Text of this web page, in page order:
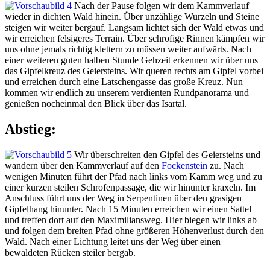
Nach der Pause folgen wir dem Kammverlauf
wieder in dichten Wald hinein. Über unzählige Wurzeln und Steine
steigen wir weiter bergauf. Langsam lichtet sich der Wald etwas und
wir erreichen felsigeres Terrain. Über schrofige Rinnen kämpfen wir
uns ohne jemals richtig klettern zu müssen weiter aufwärts. Nach
einer weiteren guten halben Stunde Gehzeit erkennen wir über uns
das Gipfelkreuz des Geiersteins. Wir queren rechts am Gipfel vorbei
und erreichen durch eine Latschengasse das große Kreuz. Nun
kommen wir endlich zu unserem verdienten Rundpanorama und
genießen nocheinmal den Blick über das Isartal.
Abstieg:
Wir überschreiten den Gipfel des Geiersteins und
wandern über den Kammverlauf auf den Fockenstein zu. Nach
wenigen Minuten führt der Pfad nach links vom Kamm weg und zu
einer kurzen steilen Schrofenpassage, die wir hinunter kraxeln. Im
Anschluss führt uns der Weg in Serpentinen über den grasigen
Gipfelhang hinunter. Nach 15 Minuten erreichen wir einen Sattel
und treffen dort auf den Maximiliansweg. Hier biegen wir links ab
und folgen dem breiten Pfad ohne größeren Höhenverlust durch den
Wald. Nach einer Lichtung leitet uns der Weg über einen
bewaldeten Rücken steiler bergab.